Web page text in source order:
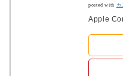
posted with カ
Apple